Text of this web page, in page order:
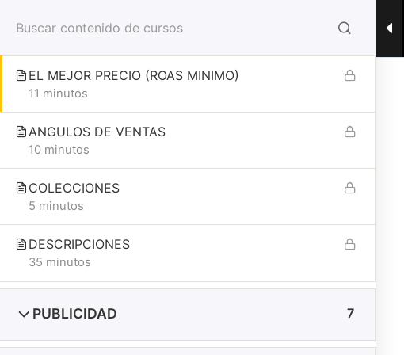
SOBRE NOSOTROS
Inicio Cursos de PL Ecomdropro
ENCUENTRA LOS MEJORES PRODUCTO
50 minutos
EL MEJOR PRECIO (ROAS MINIMO)
11 minutos
ANGULOS DE VENTAS
10 minutos
COLECCIONES
5 minutos
DESCRIPCIONES
35 minutos
PUBLICIDAD 7
Política de Privacidad
Política de Reembolso